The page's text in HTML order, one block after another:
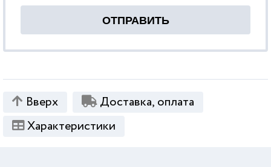
Вверх
Доставка, оплата
Характеристики